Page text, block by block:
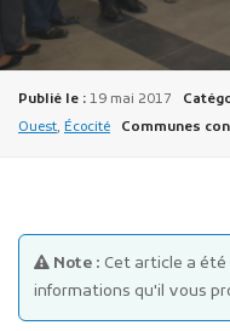
Marchés
Projets
Plans
Publié le : 19 mai 2017
Ouest, Écocité Communes
Note : Cet article a été
informations qu'il vous